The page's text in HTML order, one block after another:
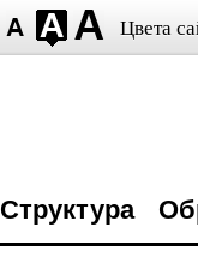
Цвета
Структура